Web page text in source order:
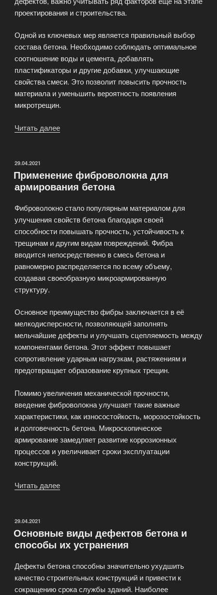
проектирования и строительства.
Одной из ключевых мер является правильный выбор
состава бетона. Необходимо соблюдать оптимальное
соотношение воды и цемента, добавлять
пластификаторы и другие добавки, улучшающие
свойства смеси. Это позволит повысить прочность
материала и уменьшить вероятность появления
микротрещин.
Читать далее
в
бетоне»
ОПУБЛИКОВАНО
29.04.2021
Применение фиброволокна для
армирования бетона
Фиброволокно стало популярным материалом для
улучшения свойств бетона благодаря своей
способности повышать прочность, устойчивость к
трещинам и другим видам повреждений. Фибра
вводится непосредственно в смесь бетона и
равномерно распределяется по всему объему,
создавая своеобразную микроармированную
структуру.
Основное преимущество фибры заключается в её
мелкодисперсности, позволяющей заполнять
мельчайшие дефекты и улучшать сцепляемость между
компонентами бетона. Этот эффект повышает
сопротивление ударным нагрузкам, растяжениям и
предотвращает образование крупных трещин.
Помимо увеличения механической прочности,
введение фиброволокна улучшает такие важные
характеристики, как износостойкость, морозостойкость
и долговечность бетона. Микроскопическое
армирование замедляет развитие коррозионных
процессов и увеличивает сроки эксплуатации
конструкций.
Читать далее
бетона»
ОПУБЛИКОВАНО
29.04.2021
Основные виды дефектов бетона и
способы их устранения
Дефекты бетона способны значительно ухудшить
качество строительных конструкций и привести к
сокращению срока службы зданий. Наиболее